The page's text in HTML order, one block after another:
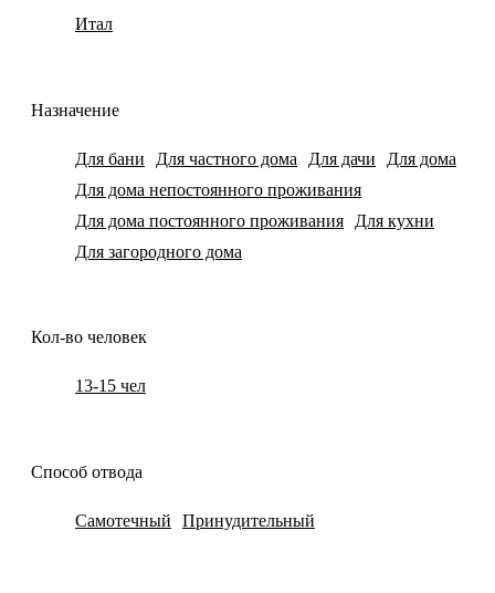
Итал
Назначение
Для бани Для частного дома Для дачи
Для дома
Для дома непостоянного проживания
Для дома постоянного проживания
Для кухни
Для загородного дома
Кол-во человек
13-15 чел
Способ отвода
Самотечный Принудительный